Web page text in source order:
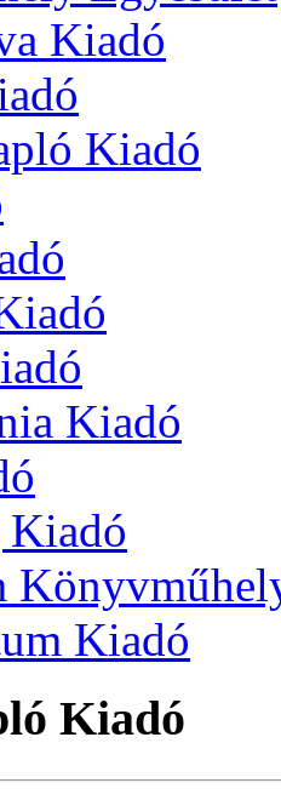
Kiadó
Kiadó
Kiadó
Kiadó
Kiadó
Kiadó